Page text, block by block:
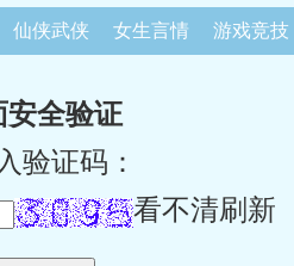
仙侠武侠 女生言情 游戏竞技
安全验证
验证码：
看不清刷新